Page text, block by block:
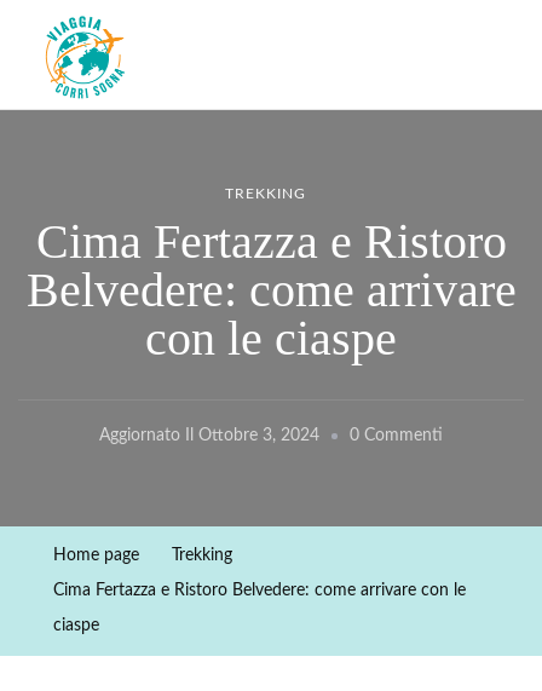
Viaggiacorrisogna – Blog di
viaggi e running
Viaggi zaino in spalla e corse in giro per il mondo
TREKKING
Cima Fertazza e Ristoro
Belvedere: come arrivare
con le ciaspe
Aggiornato Il Ottobre 3, 2024 0 Commenti
Home page Trekking
Cima Fertazza e Ristoro Belvedere: come arrivare con le
ciaspe